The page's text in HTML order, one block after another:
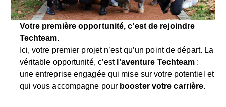
Votre première opportunité, c’est de rejoindre
Techteam.
Ici, votre premier projet n’est qu’un point de départ. La
véritable opportunité, c’est l’aventure Techteam :
une entreprise engagée qui mise sur votre potentiel et
qui vous accompagne pour booster votre carrière.